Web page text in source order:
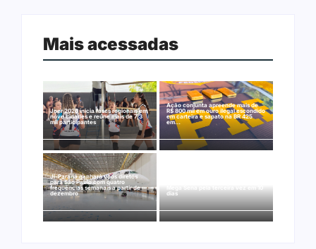
Mais acessadas
Joer 2026 inicia fases regionais em
nove cidades e reúne mais de 7,3
mil participantes
Ação conjunta apreende mais de
R$ 800 mil em ouro ilegal escondido
em carteira e sapato na BR 425
em…
Ji-Paraná ganhará voos diretos
para São Paulo com quatro
frequências semanais a partir de
dezembro
Mega Sena pela terceira vez em 10
dias